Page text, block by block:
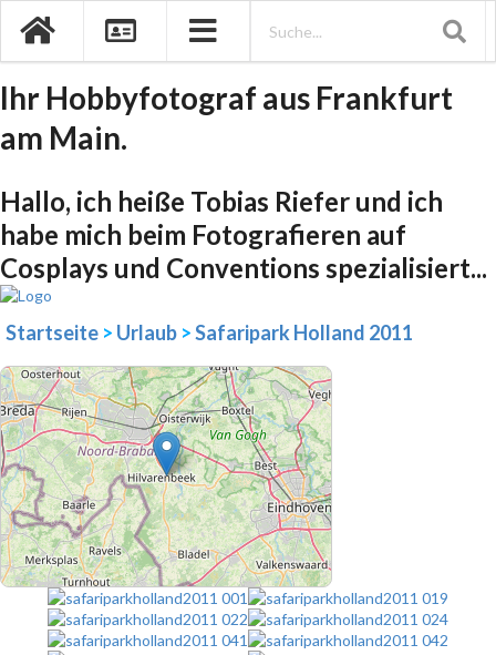
Ihr Hobbyfotograf aus Frankfurt
am Main.
Hallo, ich heiße Tobias Riefer und ich
habe mich beim Fotografieren auf
Cosplays und Conventions spezialisiert...
Startseite > Urlaub >Safaripark Holland 2011